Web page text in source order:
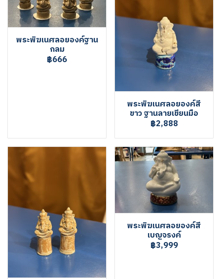
พระพิฆเนศลอยองค์ฐาน
กลม
฿666
พระพิฆเนศลอยองค์สี
ขาว ฐานลายเขียนมือ
฿2,888
พระพิฆเนศลอยองค์สี
เบญจรงค์
฿3,999